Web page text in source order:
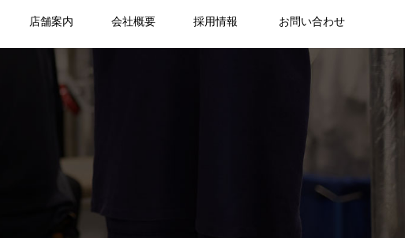
店舗案内 会社概要 採用情報 お問い合わせ